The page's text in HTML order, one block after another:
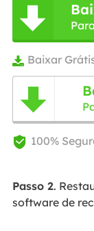

 Baixar

 100%
Passo 2.
software de